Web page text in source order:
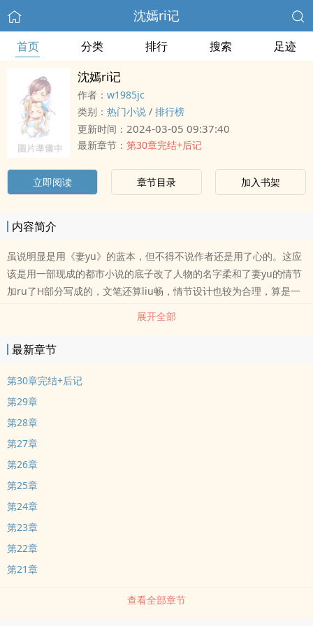
沈嫣ri记
首页 分类 排行 搜索 足迹
沈嫣ri记
作者： w1985jc
类别： 热门小说 / 排行榜
更新时间： 2024-03-05 09:37:40
最新章节： 第30章完结+后记
立即阅读 章节目录 加入书架
内容简介
虽说明显是用《妻yu》的蓝本，但不得不说作者还是用了心的。这应
该是用一部现成的都市小说的底子改了人物的名字柔和了妻yu的情节
加ru了H部分写成的，文笔还算liu畅，情节设计也较为合理，算是一
展开全部
最新章节
第30章完结+后记
第29章
第28章
第27章
第26章
第25章
第24章
第23章
第22章
第21章
查看全部章节